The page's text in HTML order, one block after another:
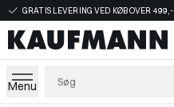
GRATIS LEVERING VED KØB OVER 499,-
Menu